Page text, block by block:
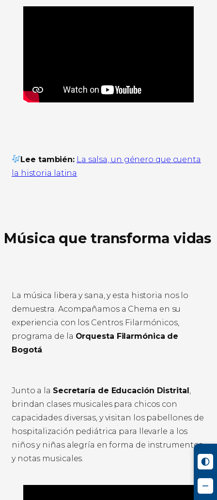
Lee también: La salsa, un género que cuenta
la historia latina
Música que transforma vidas
La música libera y sana, y esta historia nos lo
demuestra. Acompañamos a Chema en su
experiencia con los Centros Filarmónicos,
programa de la Orquesta Filarmónica de
Bogotá.
Junto a la Secretaría de Educación Distrital,
brindan clases musicales para chicos con
capacidades diversas, y visitan los pabellones de
hospitalización pediátrica para llevarle a los
niños y niñas alegría en forma de instrumentos
y notas musicales.